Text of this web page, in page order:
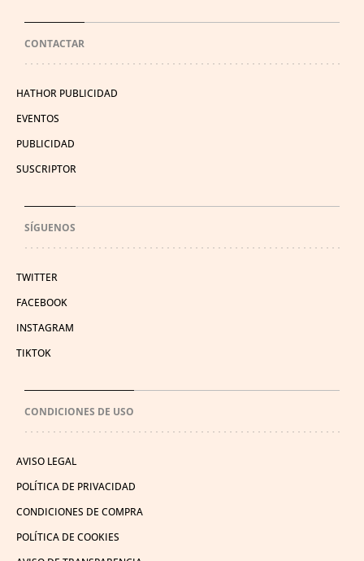
CONTACTAR
HATHOR PUBLICIDAD
EVENTOS
PUBLICIDAD
SUSCRIPTOR
SÍGUENOS
TWITTER
FACEBOOK
INSTAGRAM
TIKTOK
CONDICIONES DE USO
AVISO LEGAL
POLÍTICA DE PRIVACIDAD
CONDICIONES DE COMPRA
POLÍTICA DE COOKIES